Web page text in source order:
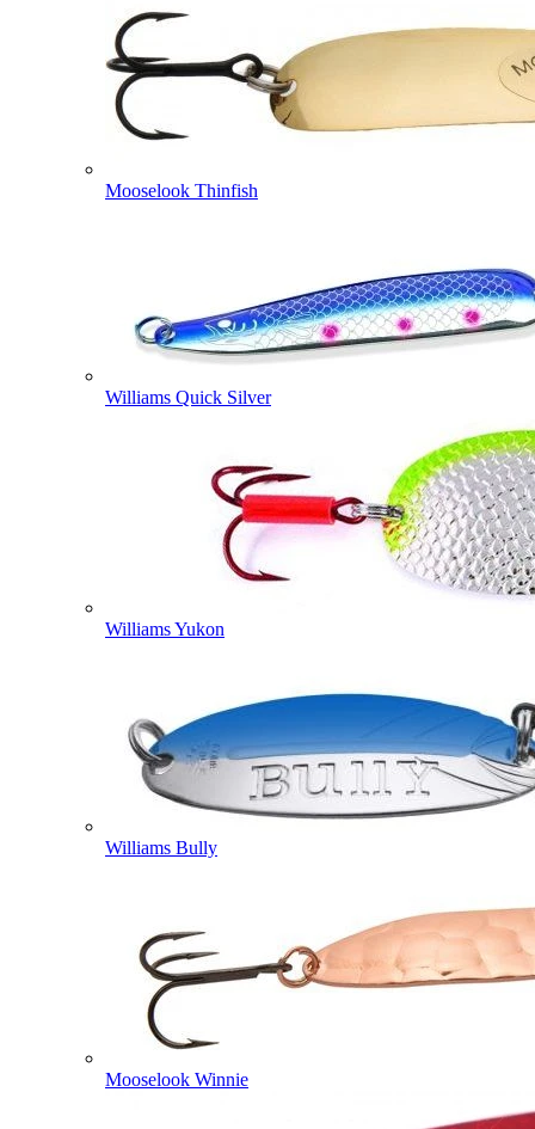
Mooselook Thinfish
Williams Quick Silver
Williams Yukon
Williams Bully
Mooselook Winnie